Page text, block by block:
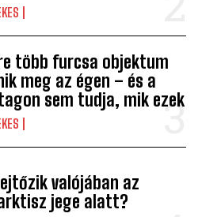
több furcsa objektum
meg az égen – és a
sem tudja, mik ezek
valójában az
jege alatt?